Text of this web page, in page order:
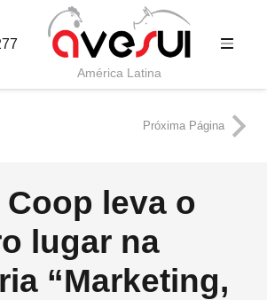
América Latina
Próxima Página
leva o
lugar na
“Marketing,